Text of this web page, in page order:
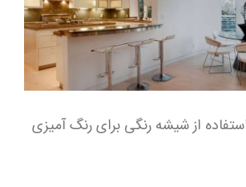
از شیشه رنگی برای رنگ آمیزی